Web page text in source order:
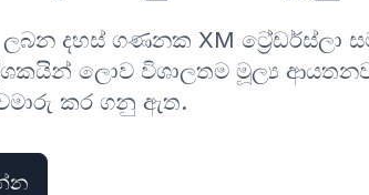
දහස් ගණනක XM ට්‍රේඩර්ස්ලා
ලොව විශාලතම මූල්‍ය
කර ගනු ඇත.